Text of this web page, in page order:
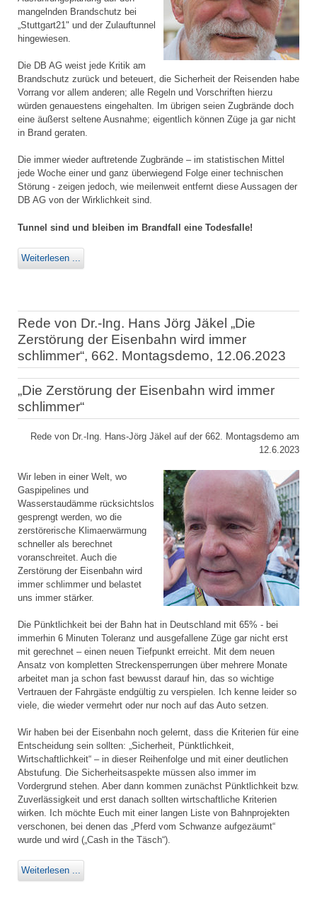
mangelnden Brandschutz bei
„Stuttgart21" und der Zulauftunnel
hingewiesen.
Die DB AG weist jede Kritik am
Brandschutz zurück und beteuert, die Sicherheit der Reisenden habe
Vorrang vor allem anderen; alle Regeln und Vorschriften hierzu
würden genauestens eingehalten. Im übrigen seien Zugbrände doch
eine äußerst seltene Ausnahme; eigentlich können Züge ja gar nicht
in Brand geraten.
Die immer wieder auftretende Zugbrände – im statistischen Mittel
jede Woche einer und ganz überwiegend Folge einer technischen
Störung - zeigen jedoch, wie meilenweit entfernt diese Aussagen der
DB AG von der Wirklichkeit sind.
Tunnel sind und bleiben im Brandfall eine Todesfalle!
Weiterlesen ...
Rede von Dr.-Ing. Hans Jörg Jäkel „Die
Zerstörung der Eisenbahn wird immer
schlimmer“, 662. Montagsdemo, 12.06.2023
„Die Zerstörung der Eisenbahn wird immer
schlimmer“
Rede von Dr.-Ing. Hans-Jörg Jäkel auf der 662. Montagsdemo am
12.6.2023
Wir leben in einer Welt, wo
Gaspipelines und
Wasserstaudämme rücksichtslos
gesprengt werden, wo die
zerstörerische Klimaerwärmung
schneller als berechnet
voranschreitet. Auch die
Zerstörung der Eisenbahn wird
immer schlimmer und belastet
uns immer stärker.
Die Pünktlichkeit bei der Bahn hat in Deutschland mit 65% - bei
immerhin 6 Minuten Toleranz und ausgefallene Züge gar nicht erst
mit gerechnet – einen neuen Tiefpunkt erreicht. Mit dem neuen
Ansatz von kompletten Streckensperrungen über mehrere Monate
arbeitet man ja schon fast bewusst darauf hin, das so wichtige
Vertrauen der Fahrgäste endgültig zu verspielen. Ich kenne leider so
viele, die wieder vermehrt oder nur noch auf das Auto setzen.
Wir haben bei der Eisenbahn noch gelernt, dass die Kriterien für eine
Entscheidung sein sollten: „Sicherheit, Pünktlichkeit,
Wirtschaftlichkeit“ – in dieser Reihenfolge und mit einer deutlichen
Abstufung. Die Sicherheitsaspekte müssen also immer im
Vordergrund stehen. Aber dann kommen zunächst Pünktlichkeit bzw.
Zuverlässigkeit und erst danach sollten wirtschaftliche Kriterien
wirken. Ich möchte Euch mit einer langen Liste von Bahnprojekten
verschonen, bei denen das „Pferd vom Schwanze aufgezäumt“
wurde und wird („Cash in the Täsch“).
Weiterlesen ...